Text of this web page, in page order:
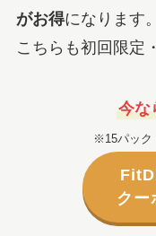
がお得になります。
こちらも初回限定
今な
※15パック
クー